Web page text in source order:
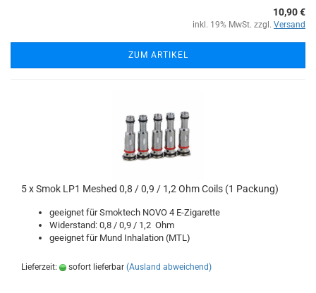
10,90 €
inkl. 19% MwSt. zzgl. Versand
ZUM ARTIKEL
5 x Smok LP1 Meshed 0,8 / 0,9 / 1,2 Ohm Coils (1 Packung)
geeignet für Smoktech NOVO 4 E-Zigarette
Widerstand: 0,8 / 0,9 / 1,2 Ohm
geeignet für Mund Inhalation (MTL)
Lieferzeit: sofort lieferbar (Ausland abweichend)